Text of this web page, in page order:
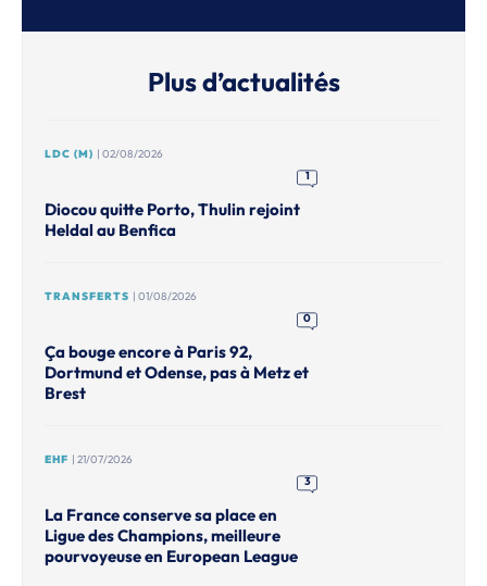
Plus d’actualités
LDC (M) | 02/08/2026
1
Diocou quitte Porto, Thulin rejoint
Heldal au Benfica
TRANSFERTS | 01/08/2026
0
Ça bouge encore à Paris 92,
Dortmund et Odense, pas à Metz et
Brest
EHF | 21/07/2026
3
La France conserve sa place en
Ligue des Champions, meilleure
pourvoyeuse en European League